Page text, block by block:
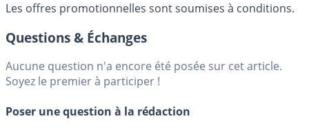
Les offres promotionnelles sont soumises à conditions.
Questions & Échanges
Aucune question n'a encore été posée sur cet article.
Soyez le premier à participer !
Poser une question à la rédaction